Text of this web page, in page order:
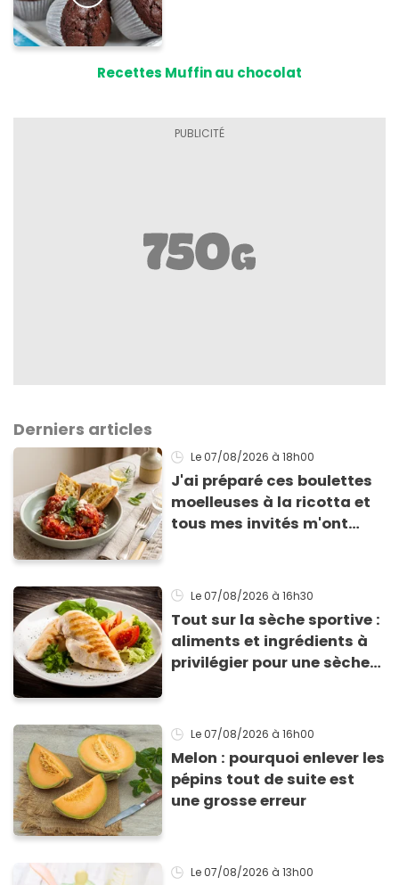
Recettes Muffin au chocolat
Derniers articles
Le 07/08/2026 à 18h00
J'ai préparé ces boulettes
moelleuses à la ricotta et
tous mes invités m'ont
Le 07/08/2026 à 16h30
Tout sur la sèche sportive :
aliments et ingrédients à
privilégier pour une sèche
Le 07/08/2026 à 16h00
Melon : pourquoi enlever les
pépins tout de suite est
une grosse erreur
Le 07/08/2026 à 13h00